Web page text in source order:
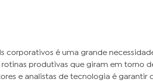
corporativos é uma grande
produtivas que giram em torno
e analistas de tecnologia é garantir